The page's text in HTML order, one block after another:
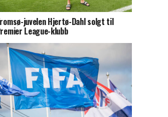
juvelen Hjertø-Dahl solgt til
League-klubb